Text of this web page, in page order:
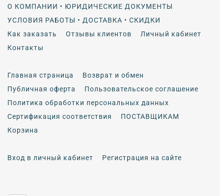
О КОМПАНИИ • ЮРИДИЧЕСКИЕ ДОКУМЕНТЫ
УСЛОВИЯ РАБОТЫ • ДОСТАВКА • СКИДКИ
Как заказать
Отзывы клиентов
Личный кабинет
Контакты
Главная страница
Возврат и обмен
Публичная оферта
Пользовательское соглашение
Политика обработки персональных данных
Сертификация соответствия
ПОСТАВЩИКАМ
Корзина
Вход в личный кабинет Регистрация на сайте